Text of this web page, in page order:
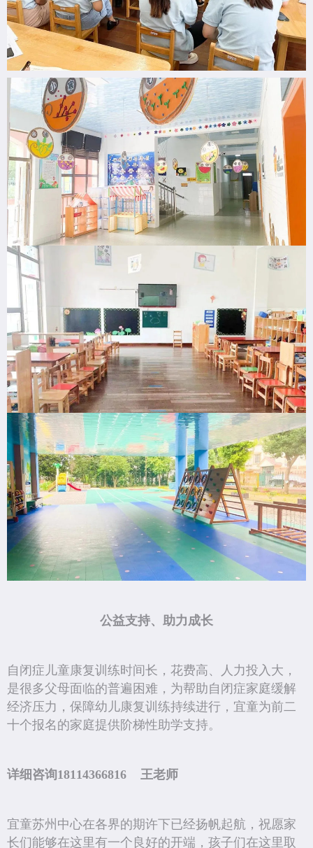
公益支持、助力成长
自闭症儿童康复训练时间长，花费高、人力投入大，
是很多父母面临的普遍困难，为帮助自闭症家庭缓解
经济压力，保障幼儿康复训练持续进行，宜童为前二
十个报名的家庭提供阶梯性助学支持。
详细咨询18114366816 王老师
宜童苏州中心在各界的期许下已经扬帆起航，祝愿家
长们能够在这里有一个良好的开端，孩子们在这里取